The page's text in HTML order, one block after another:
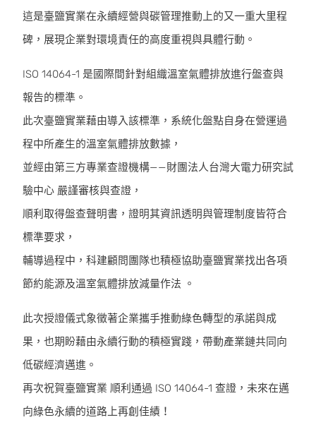
這是臺鹽實業在永續經營與碳管理推動上的又一重大里程
碑，展現企業對環境責任的高度重視與具體行動。
ISO 14064-1 是國際間針對組織溫室氣體排放進行盤查與
報告的標準。
此次臺鹽實業藉由導入該標準，系統化盤點自身在營運過
程中所產生的溫室氣體排放數據，
並經由第三方專業查證機構——財團法人台灣大電力研究試
驗中心 嚴謹審核與查證，
順利取得盤查聲明書，證明其資訊透明與管理制度皆符合
標準要求，
輔導過程中，科建顧問團隊也積極協助臺鹽實業找出各項
節約能源及溫室氣體排放減量作法 。
此次授證儀式象徵著企業攜手推動綠色轉型的承諾與成
果，也期盼藉由永續行動的積極實踐，帶動產業鏈共同向
低碳經濟邁進。
再次祝賀臺鹽實業 順利通過 ISO 14064-1 查證，未來在邁
向綠色永續的道路上再創佳績！